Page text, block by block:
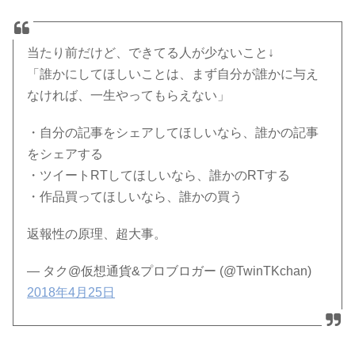
当たり前だけど、できてる人が少ないこと↓
「誰かにしてほしいことは、まず自分が誰かに与え
なければ、一生やってもらえない」
・自分の記事をシェアしてほしいなら、誰かの記事
をシェアする
・ツイートRTしてほしいなら、誰かのRTする
・作品買ってほしいなら、誰かの買う
返報性の原理、超大事。
— タク@仮想通貨&プロブロガー (@TwinTKchan)
2018年4月25日